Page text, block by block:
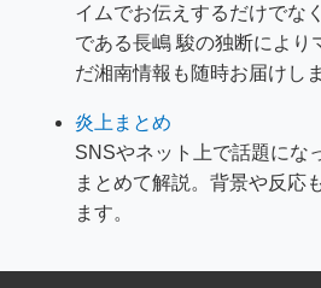
イムでお伝えするだけでな
である長嶋 駿の独断により
だ湘南情報も随時お届けし
炎上まとめ
SNSやネット上で話題にな
まとめて解説。背景や反応
ます。